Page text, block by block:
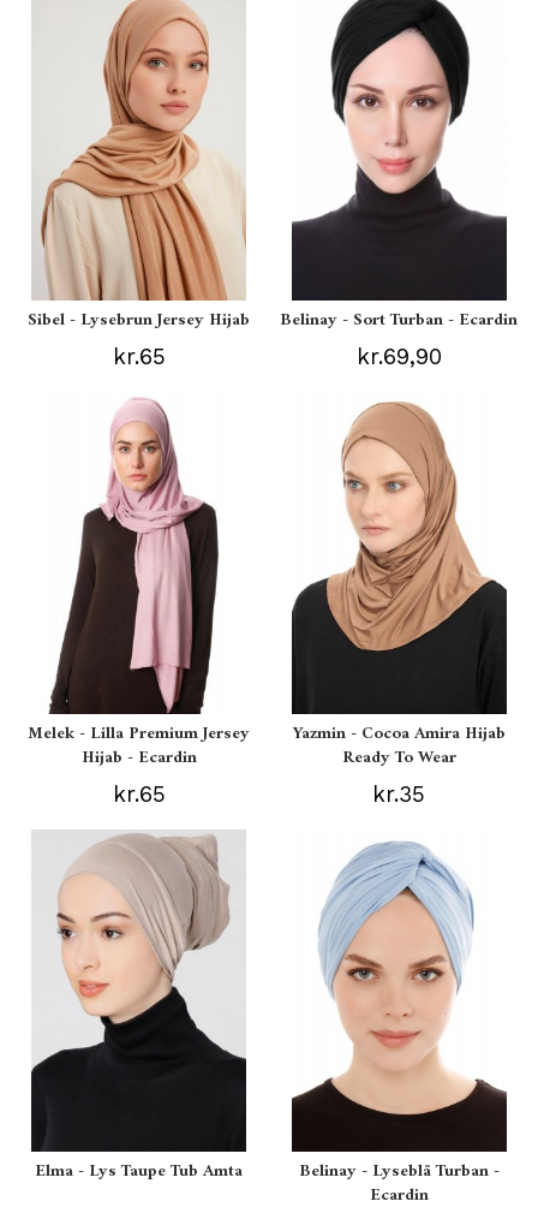
Sibel - Lysebrun Jersey Hijab
kr.65
Belinay - Sort Turban - Ecardin
kr.69,90
Melek - Lilla Premium Jersey
Hijab - Ecardin
kr.65
Yazmin - Cocoa Amira Hijab
Ready To Wear
kr.35
Elma - Lys Taupe Tub Amta
Belinay - Lyseblå Turban -
Ecardin